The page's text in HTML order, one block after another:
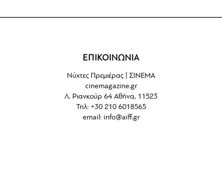
ΕΠΙΚΟΙΝΩΝΙΑ
Νύχτες Πρεμιέρας | ΣΙΝΕΜΑ
cinemagazine.gr
Λ. Ριανκούρ 64 Αθήνα, 11523
Τηλ: +30 210 6018565
email: info@aiff.gr